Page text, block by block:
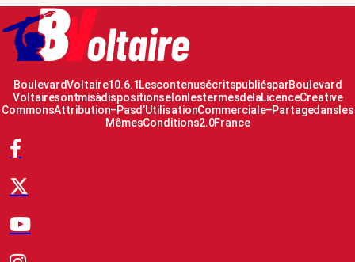
Boulevard Voltaire 10.6.1 Les contenus écrits publiés par Boulevard
Voltaire sont mis à disposition selon les termes de la Licence Creative
Commons Attribution – Pas d’Utilisation Commerciale – Partage dans les
Mêmes Conditions 2.0 France